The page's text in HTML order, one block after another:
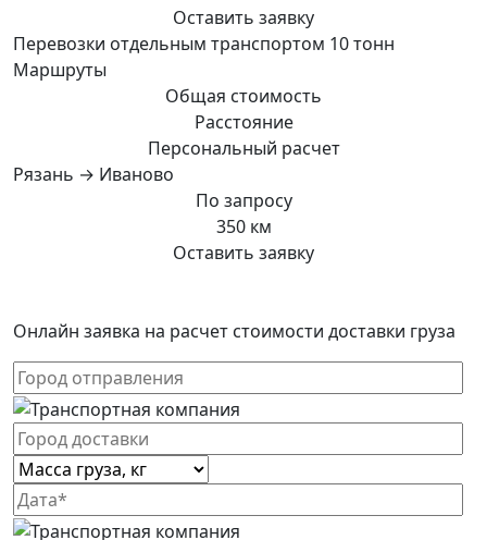
Оставить заявку
Перевозки отдельным транспортом 10 тонн
Маршруты
Общая стоимость
Расстояние
Персональный расчет
Рязань → Иваново
По запросу
350 км
Оставить заявку
Онлайн заявка на расчет стоимости доставки груза